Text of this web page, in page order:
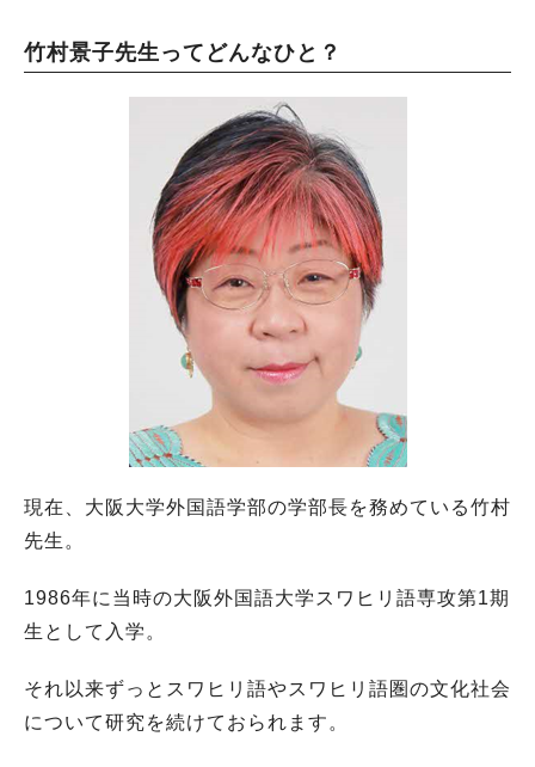
竹村景子先生ってどんなひと？
現在、大阪大学外国語学部の学部長を務めている竹村
先生。
1986年に当時の大阪外国語大学スワヒリ語専攻第1期
生として入学。
それ以来ずっとスワヒリ語やスワヒリ語圏の文化社会
について研究を続けておられます。